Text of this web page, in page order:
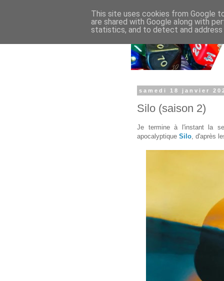
samedi 18 janvier
Silo (saison 2)
Je termine à l'instant la
apocalyptique Silo , d'après
This site uses cookies from Google
are shared with Google along with
statistics, and to detect and address